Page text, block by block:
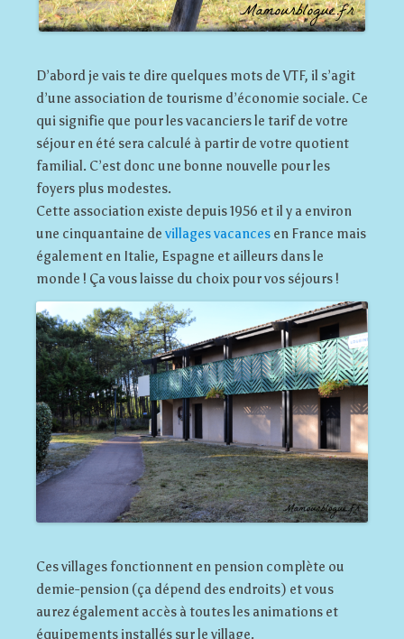
D’abord je vais te dire quelques mots de VTF, il s’agit
d’une association de tourisme d’économie sociale. Ce
qui signifie que pour les vacanciers le tarif de votre
séjour en été sera calculé à partir de votre quotient
familial. C’est donc une bonne nouvelle pour les
foyers plus modestes.
Cette association existe depuis 1956 et il y a environ
une cinquantaine de villages vacances en France mais
également en Italie, Espagne et ailleurs dans le
monde ! Ça vous laisse du choix pour vos séjours !
Ces villages fonctionnent en pension complète ou
demie-pension (ça dépend des endroits) et vous
aurez également accès à toutes les animations et
équipements installés sur le village.